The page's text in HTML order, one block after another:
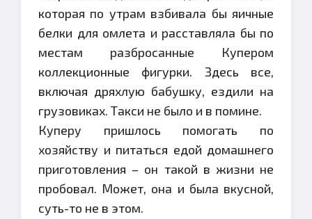
которая по утрам взбивала бы яичные
белки для омлета и расставляла бы по
местам разбросанные Купером
коллекционные фигурки. Здесь все,
включая дряхлую бабушку, ездили на
грузовиках. Такси не было и в помине.
Куперу пришлось помогать по
хозяйству и питаться едой домашнего
приготовления – он такой в жизни не
пробовал. Может, она и была вкусной,
суть-то не в этом.